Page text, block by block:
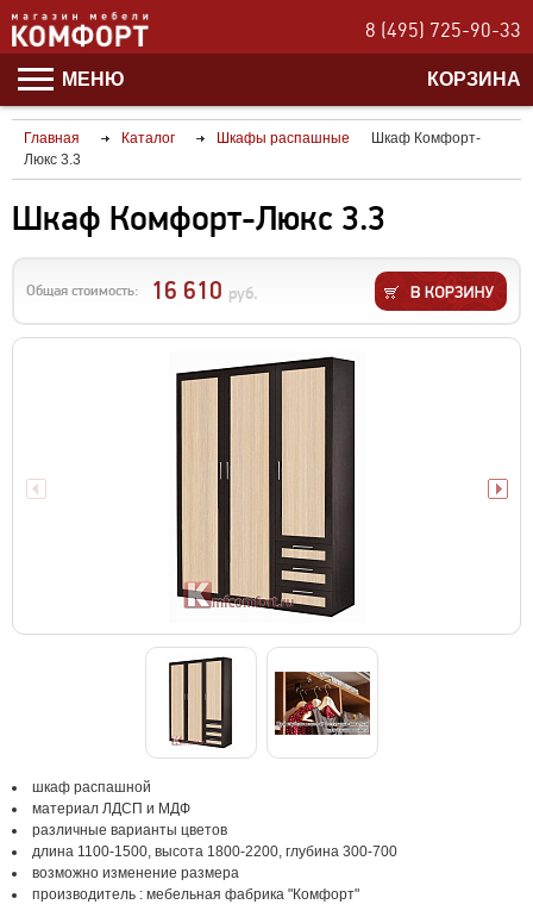
8 (495) 725-90-33
МЕНЮ КОРЗИНА
Главная Каталог Шкафы распашные
Шкаф Комфорт-
Люкс 3.3
Шкаф Комфорт-Люкс 3.3
Общая стоимость: 16 610 руб.
шкаф распашной
материал ЛДСП и МДФ
различные варианты цветов
длина 1100-1500, высота 1800-2200, глубина 300-700
возможно изменение размера
производитель : мебельная фабрика "Комфорт"